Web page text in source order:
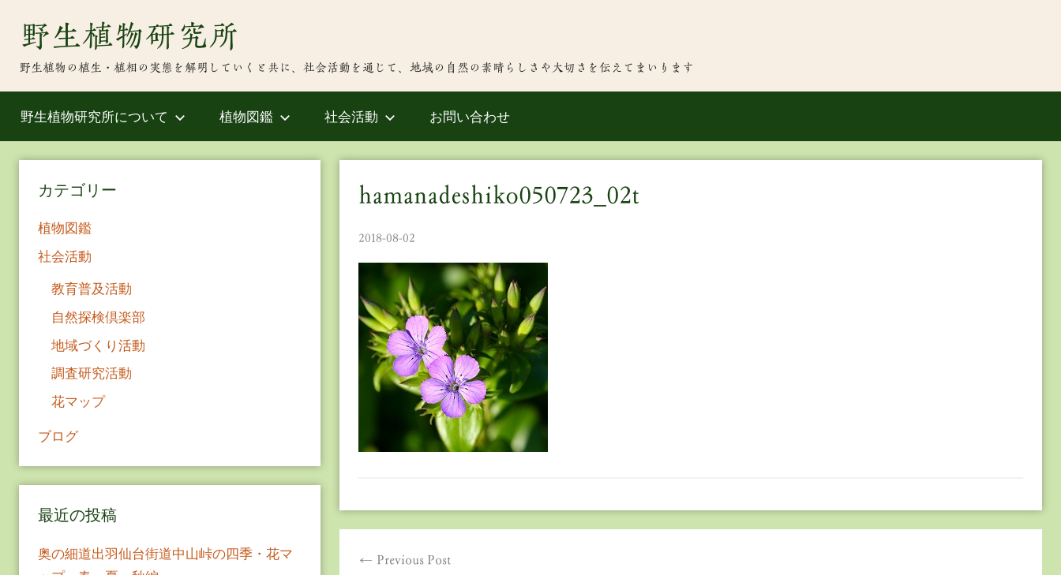
野生植物研究所
野生植物の植生・植相の実態を解明していくと共に、社会活動を通じて、地域の自然の素晴らしさや大切さを伝えてまいります
野生植物研究所について 植物図鑑 社会活動 お問い合わせ
hamanadeshiko050723_02t
2018-08-02
Previous Post
カテゴリー
植物図鑑
社会活動
教育普及活動
自然探検倶楽部
地域づくり活動
調査研究活動
花マップ
ブログ
最近の投稿
奥の細道出羽仙台街道中山峠の四季・花マ